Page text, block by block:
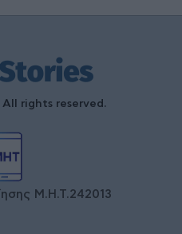
rights reserved.
Μ.Η.Τ.242013